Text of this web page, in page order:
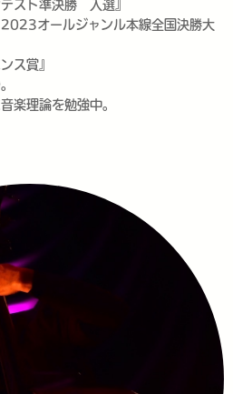
テスト準決勝 入選』
2023オールジャンル本線全国決勝大
ス賞』
楽理論を勉強中。